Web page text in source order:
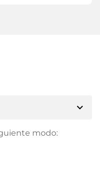
expand_more
modo: